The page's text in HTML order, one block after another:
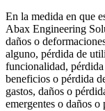
En la medida en que
Abax Engineering
daños o
alguno, pérdida de
funcionalidad,
beneficios o pérdida
gastos, daños o
emergentes o daños o